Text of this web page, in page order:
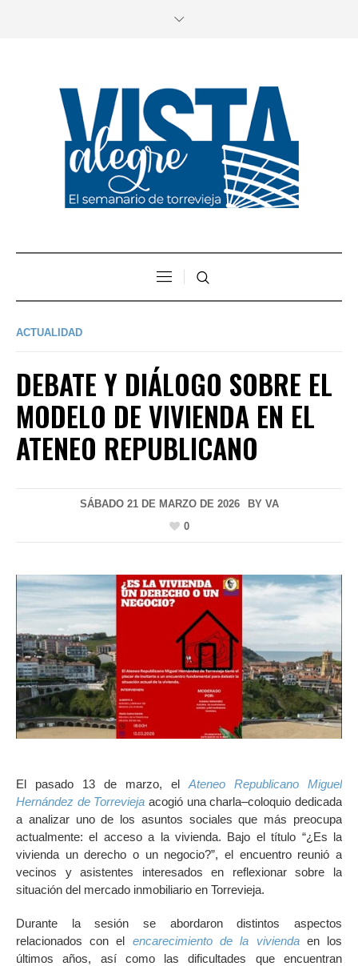
ACTUALIDAD
DEBATE Y DIÁLOGO SOBRE EL
MODELO DE VIVIENDA EN EL
ATENEO REPUBLICANO
SÁBADO 21 DE MARZO DE 2026 BY VA
0
El pasado 13 de marzo, elAteneo Republicano Miguel
Hernández de Torrevieja acogió una charla–coloquio dedicada
a analizar uno de los asuntos sociales que más preocupa
actualmente: el acceso a la vivienda. Bajo el título “¿Es la
vivienda un derecho o un negocio?”, el encuentro reunió a
vecinos y asistentes interesados en reflexionar sobre la
situación del mercado inmobiliario en Torrevieja.
Durante la sesión se abordaron distintos aspectos
relacionados con el encarecimiento de la viviendaen los
últimos años, así como las dificultades que encuentran